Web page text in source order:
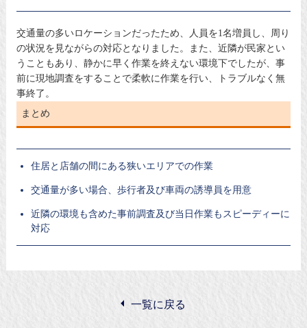
交通量の多いロケーションだったため、人員を1名増員し、周り
の状況を見ながらの対応となりました。また、近隣が民家とい
うこともあり、静かに早く作業を終えない環境下でしたが、事
前に現地調査をすることで柔軟に作業を行い、トラブルなく無
事終了。
まとめ
住居と店舗の間にある狭いエリアでの作業
交通量が多い場合、歩行者及び車両の誘導員を用意
近隣の環境も含めた事前調査及び当日作業もスピーディーに
対応
一覧に戻る